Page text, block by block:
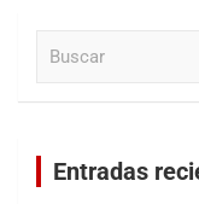
Entradas